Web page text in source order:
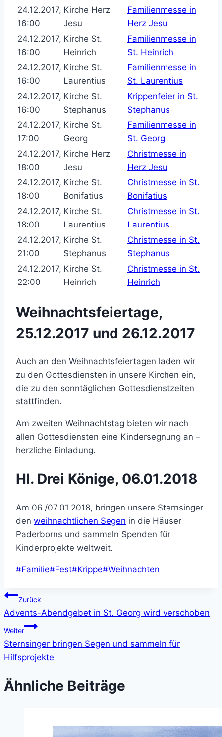
24.12.2017,
16:00
Kirche Herz
Jesu
Familienmesse in
Herz Jesu
24.12.2017,
16:00
Kirche St.
Heinrich
Familienmesse in
St. Heinrich
24.12.2017,
16:00
Kirche St.
Laurentius
Familienmesse in
St. Laurentius
24.12.2017,
16:00
Kirche St.
Stephanus
Krippenfeier in St.
Stephanus
24.12.2017,
17:00
Kirche St.
Georg
Familienmesse in
St. Georg
24.12.2017,
18:00
Kirche Herz
Jesu
Christmesse in
Herz Jesu
24.12.2017,
18:00
Kirche St.
Bonifatius
Christmesse in St.
Bonifatius
24.12.2017,
18:00
Kirche St.
Laurentius
Christmesse in St.
Laurentius
24.12.2017,
21:00
Kirche St.
Stephanus
Christmesse in St.
Stephanus
24.12.2017,
22:00
Kirche St.
Heinrich
Christmesse in St.
Heinrich
Weihnachtsfeiertage,
25.12.2017 und 26.12.2017
Auch an den Weihnachtsfeiertagen laden wir
zu den Gottesdiensten in unsere Kirchen ein,
die zu den sonntäglichen Gottesdienstzeiten
stattfinden.
Am zweiten Weihnachtstag bieten wir nach
allen Gottesdiensten eine Kindersegnung an –
herzliche Einladung.
Hl. Drei Könige, 06.01.2018
Am 06./07.01.2018, bringen unsere Sternsinger
den weihnachtlichen Segen in die Häuser
Paderborns und sammeln Spenden für
Kinderprojekte weltweit.
Schlagworte:
#Familie#Fest#Krippe#Weihnachten
Beitragsnavigation
Zurück
Advents-Abendgebet in St. Georg wird verschoben
Weiter
Sternsinger bringen Segen und sammeln für
Hilfsprojekte
Ähnliche Beiträge